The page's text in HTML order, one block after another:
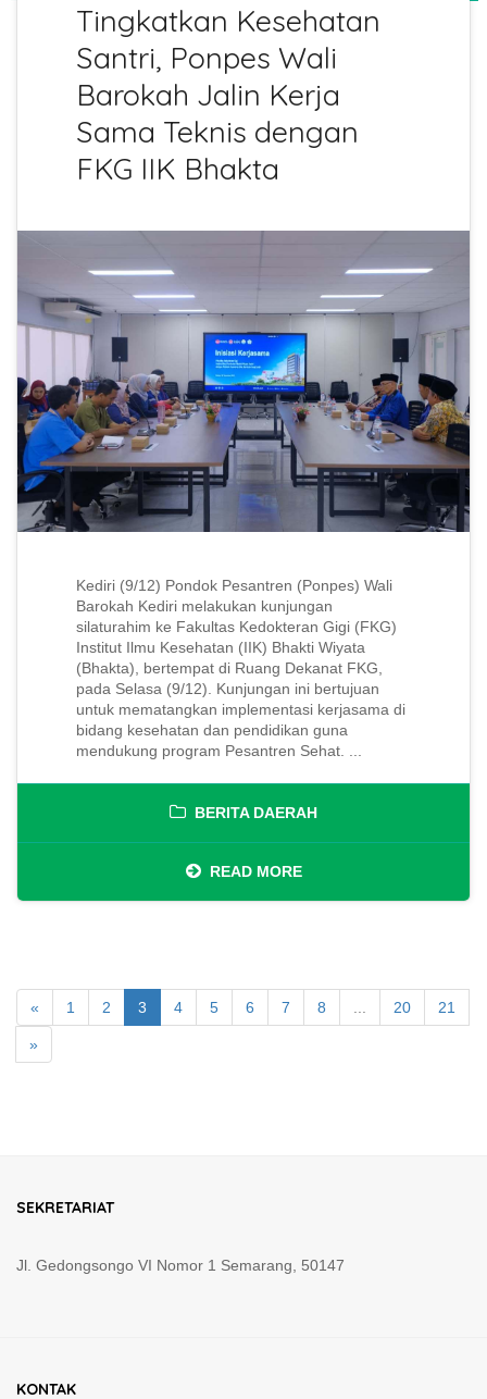
Tingkatkan Kesehatan
Santri, Ponpes Wali
Barokah Jalin Kerja
Sama Teknis dengan
FKG IIK Bhakta
Kediri (9/12) Pondok Pesantren (Ponpes) Wali
Barokah Kediri melakukan kunjungan
silaturahim ke Fakultas Kedokteran Gigi (FKG)
Institut Ilmu Kesehatan (IIK) Bhakti Wiyata
(Bhakta), bertempat di Ruang Dekanat FKG,
pada Selasa (9/12). Kunjungan ini bertujuan
untuk mematangkan implementasi kerjasama di
bidang kesehatan dan pendidikan guna
mendukung program Pesantren Sehat. ...
BERITA DAERAH
READ MORE
« 1 2 3 4 5 6 7 8 20 21
»
SEKRETARIAT
Jl. Gedongsongo VI Nomor 1 Semarang, 50147
KONTAK